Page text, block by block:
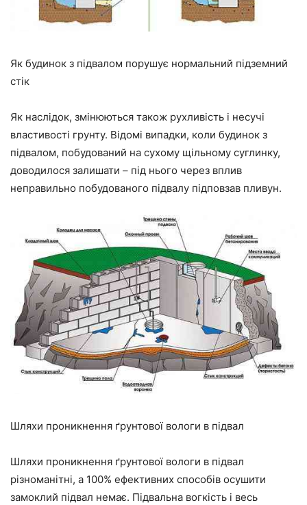
Як будинок з підвалом порушує нормальний підземний
стік
Як наслідок, змінюються також рухливість і несучі
властивості грунту. Відомі випадки, коли будинок з
підвалом, побудований на сухому щільному суглинку,
доводилося залишати – під нього через вплив
неправильно побудованого підвалу підповзав пливун.
Шляхи проникнення ґрунтової вологи в підвал
Шляхи проникнення ґрунтової вологи в підвал
різноманітні, а 100% ефективних способів осушити
замоклий підвал немає. Підвальна вогкість і весь